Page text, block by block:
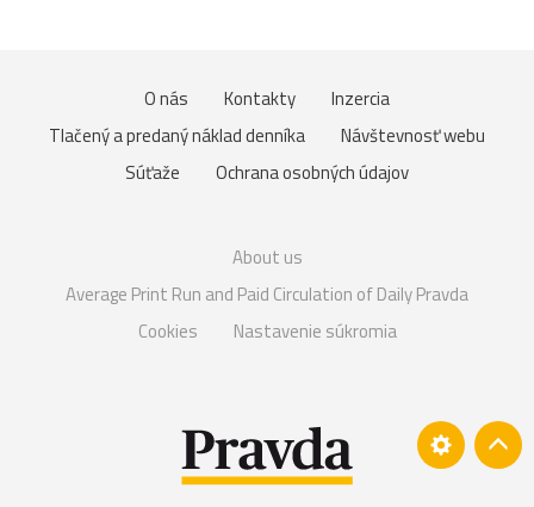
O nás Kontakty
Inzercia
Tlačený a predaný náklad denníka
Návštevnosť webu
Súťaže
Ochrana osobných údajov
About us
Average Print Run and Paid Circulation of Daily Pravda
Cookies
Nastavenie súkromia